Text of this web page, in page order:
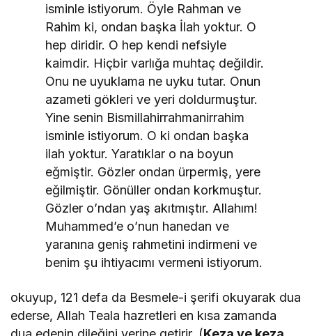
isminle istiyorum. Öyle Rahman ve
Rahim ki, ondan başka İlah yoktur. O
hep diridir. O hep kendi nefsiyle
kaimdir. Hiçbir varlığa muhtaç değildir.
Onu ne uyuklama ne uyku tutar. Onun
azameti gökleri ve yeri doldurmuştur.
Yine senin Bismillahirrahmanirrahim
isminle istiyorum. O ki ondan başka
ilah yoktur. Yaratıklar o na boyun
eğmiştir. Gözler ondan ürpermiş, yere
eğilmiştir. Gönüller ondan korkmuştur.
Gözler o’ndan yaş akıtmıştır. Allahım!
Muhammed’e o’nun hanedan ve
yaranına geniş rahmetini indirmeni ve
benim şu ihtiyacımı vermeni istiyorum.
okuyup, 121 defa da Besmele-i şerifi okuyarak dua
ederse, Allah Teala hazretleri en kısa zamanda